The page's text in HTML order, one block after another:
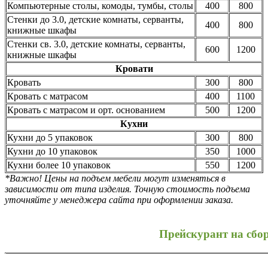
Компьютерные столы, комоды, тумбы, столы
400
800
Стенки до 3.0, детские комнаты, серванты,
книжные шкафы
400
800
Стенки св. 3.0, детские комнаты, серванты,
книжные шкафы
600
1200
Кровати
Кровать
300
800
Кровать с матрасом
400
1100
Кровать с матрасом и орт. основанием
500
1200
Кухни
Кухни до 5 упаковок
300
800
Кухни до 10 упаковок
350
1000
Кухни более 10 упаковок
550
1200
*Важно! Цены на подъем мебели могут изменяться в
зависимости от типа изделия. Точную стоимость подъема
уточняйте у менеджера сайта при оформлении заказа.
Прейскурант на